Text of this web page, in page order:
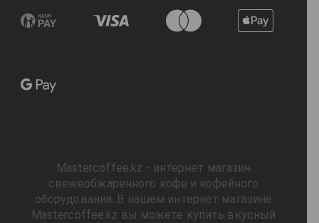
Mastercoffee.kz - интернет магазин
свежеобжаренного кофе и кофейного
оборудования. В нашем интернет магазине
Mastercoffee.kz вы можете купить вкусный